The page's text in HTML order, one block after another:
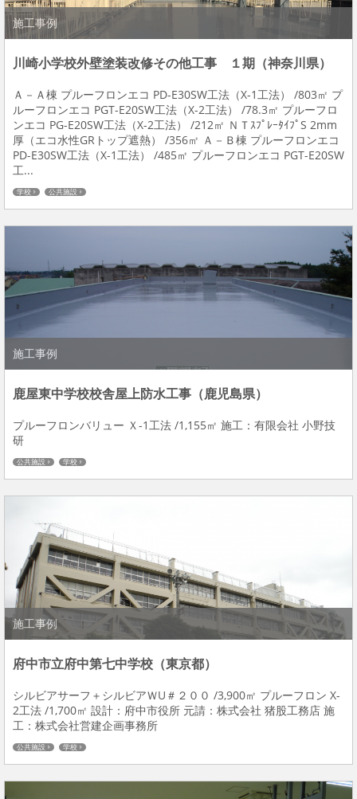
施工事例
川崎小学校外壁塗装改修その他工事 １期（神奈川県）
Ａ－Ａ棟 プルーフロンエコ PD-E30SW工法（X-1工法） /803㎡ プ
ルーフロンエコ PGT-E20SW工法（X-2工法） /78.3㎡ プルーフロ
ンエコ PG-E20SW工法（X-2工法） /212㎡ ＮＴｽﾌﾟﾚｰﾀｲﾌﾟS 2mm
厚（エコ水性GRトップ遮熱） /356㎡ Ａ－Ｂ棟 プルーフロンエコ
PD-E30SW工法（X-1工法） /485㎡ プルーフロンエコ PGT-E20SW
工...
学校 公共施設
施工事例
鹿屋東中学校校舎屋上防水工事（鹿児島県）
プルーフロンバリュー Ｘ-1工法 /1,155㎡ 施工：有限会社 小野技
研
公共施設 学校
施工事例
府中市立府中第七中学校（東京都）
シルビアサーフ＋シルビアＷU＃２００ /3,900㎡ プルーフロン X-
2工法 /1,700㎡ 設計：府中市役所 元請：株式会社 猪股工務店 施
工：株式会社営建企画事務所
公共施設 学校